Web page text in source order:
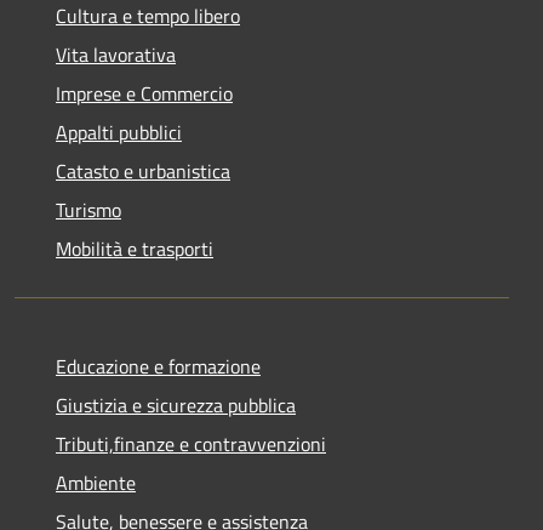
Cultura e tempo libero
Vita lavorativa
Imprese e Commercio
Appalti pubblici
Catasto e urbanistica
Turismo
Mobilità e trasporti
Educazione e formazione
Giustizia e sicurezza pubblica
Tributi,finanze e contravvenzioni
Ambiente
Salute, benessere e assistenza